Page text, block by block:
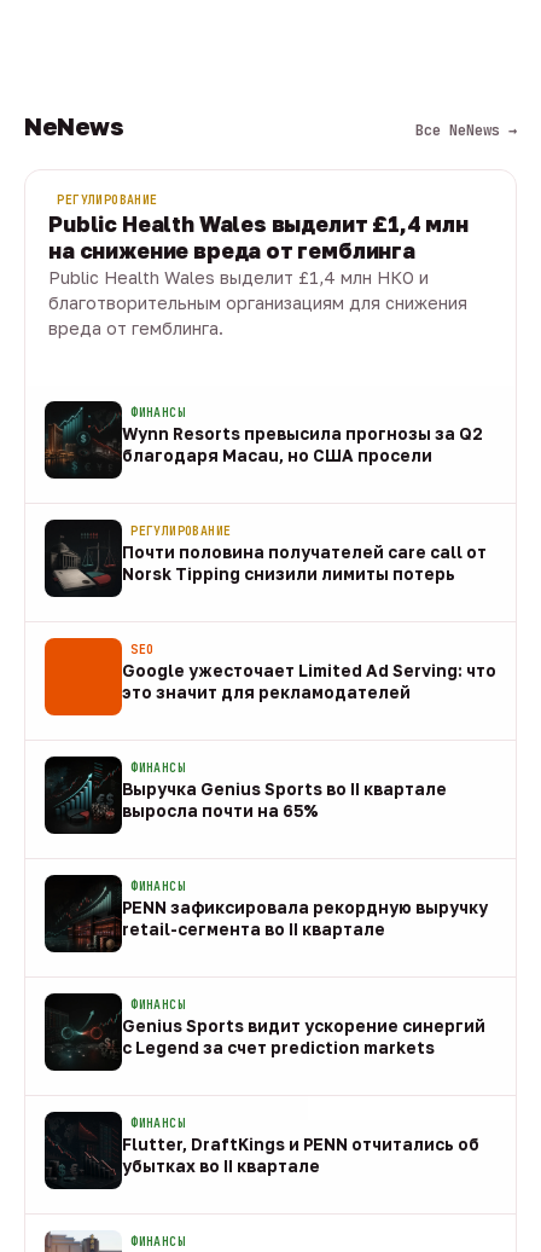
NeNews Все NeNews →
РЕГУЛИРОВАНИЕ
Public Health Wales выделит £1,4 млн
на снижение вреда от гемблинга
Public Health Wales выделит £1,4 млн НКО и
благотворительным организациям для снижения
вреда от гемблинга.
ФИНАНСЫ
Wynn Resorts превысила прогнозы за Q2
благодаря Macau, но США просели
РЕГУЛИРОВАНИЕ
Почти половина получателей care call от
Norsk Tipping снизили лимиты потерь
SEO
Google ужесточает Limited Ad Serving: что
это значит для рекламодателей
ФИНАНСЫ
Выручка Genius Sports во II квартале
выросла почти на 65%
ФИНАНСЫ
PENN зафиксировала рекордную выручку
retail-сегмента во II квартале
ФИНАНСЫ
Genius Sports видит ускорение синергий
с Legend за счет prediction markets
ФИНАНСЫ
Flutter, DraftKings и PENN отчитались об
убытках во II квартале
ФИНАНСЫ